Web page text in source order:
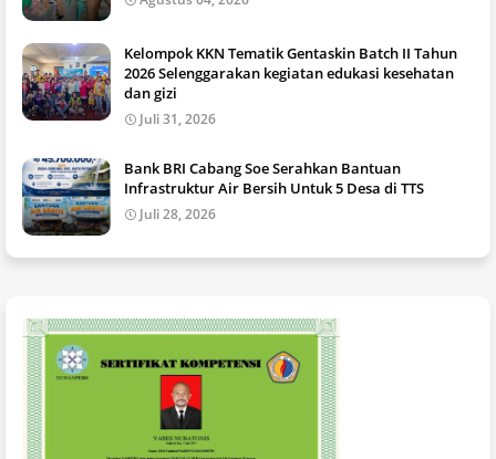
Kelompok KKN Tematik Gentaskin Batch II Tahun
2026 Selenggarakan kegiatan edukasi kesehatan
dan gizi
Juli 31, 2026
Bank BRI Cabang Soe Serahkan Bantuan
Infrastruktur Air Bersih Untuk 5 Desa di TTS
Juli 28, 2026